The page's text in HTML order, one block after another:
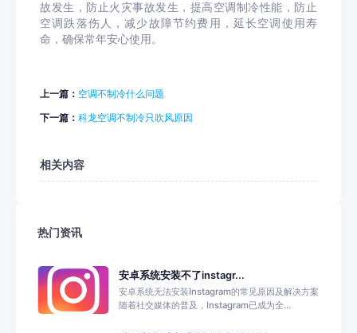
故发生，防止火灾事故发生，提高空调制冷性能，防止
空调跌落伤人，减少故障节约费用，延长空调使用寿
命，确保常年安心使用。
上一篇： 空调不制冷什么问题
下一篇： 科龙空调不制冷只吹风原因
相关内容
热门资讯
安卓系统安装不了instagr...
安卓系统无法安装Instagram的常见原因及解决方案
随着社交媒体的普及，Instagram已成为全...